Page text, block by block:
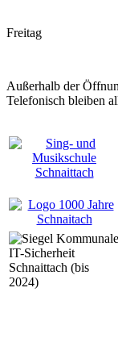
Freitag
Außerhalb der
Telefonisch bleiben